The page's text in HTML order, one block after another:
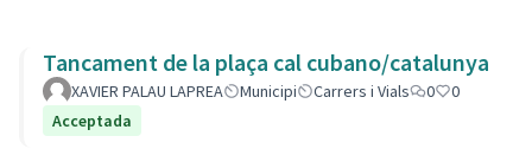
Tancament de la plaça cal cubano/catalunya
XAVIER PALAU LAPREA Municipi Carrers i Vials 0
0
Acceptada